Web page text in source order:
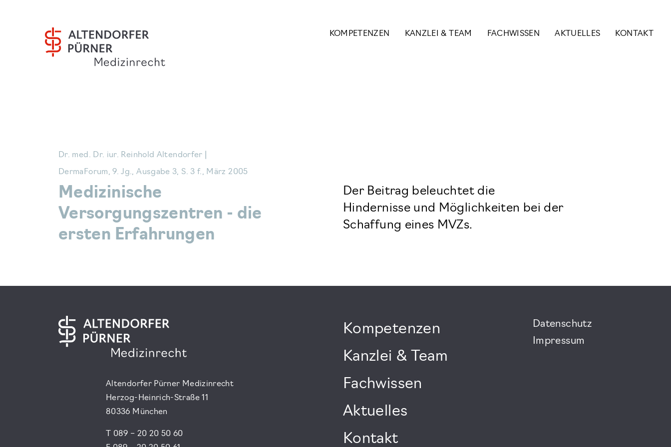
KOMPETENZEN KANZLEI & TEAM FACHWISSEN AKTUELLES KONTAKT
Dr. med. Dr. iur. Reinhold Altendorfer |
DermaForum, 9. Jg., Ausgabe 3, S. 3 f., März 2005
Medizinische
Versorgungszentren - die
ersten Erfahrungen
Der Beitrag beleuchtet die
Hindernisse und Möglichkeiten bei der
Schaffung eines MVZs.
Altendorfer Pürner Medizinrecht
Herzog-Heinrich-Straße 11
80336 München
T 089 – 20 20 50 60
Kompetenzen
Kanzlei & Team
Fachwissen
Aktuelles
Kontakt
Datenschutz
Impressum